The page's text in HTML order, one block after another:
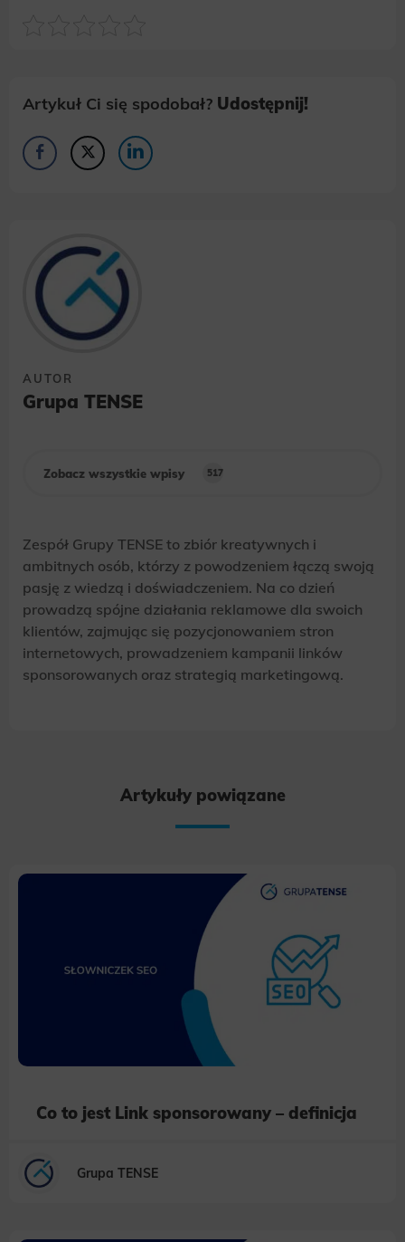
Artykuł Ci się spodobał? Udostępnij!
AUTOR
Grupa TENSE
Zobacz wszystkie wpisy 517
Zespół Grupy TENSE to zbiór kreatywnych i
ambitnych osób, którzy z powodzeniem łączą swoją
pasję z wiedzą i doświadczeniem. Na co dzień
prowadzą spójne działania reklamowe dla swoich
klientów, zajmując się pozycjonowaniem stron
internetowych, prowadzeniem kampanii linków
sponsorowanych oraz strategią marketingową.
Artykuły powiązane
Co to jest Link sponsorowany – definicja
Grupa TENSE